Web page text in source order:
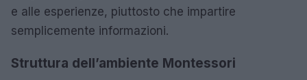
e alle esperienze, piuttosto che impartire
semplicemente informazioni.
Struttura dell’ambiente Montessori